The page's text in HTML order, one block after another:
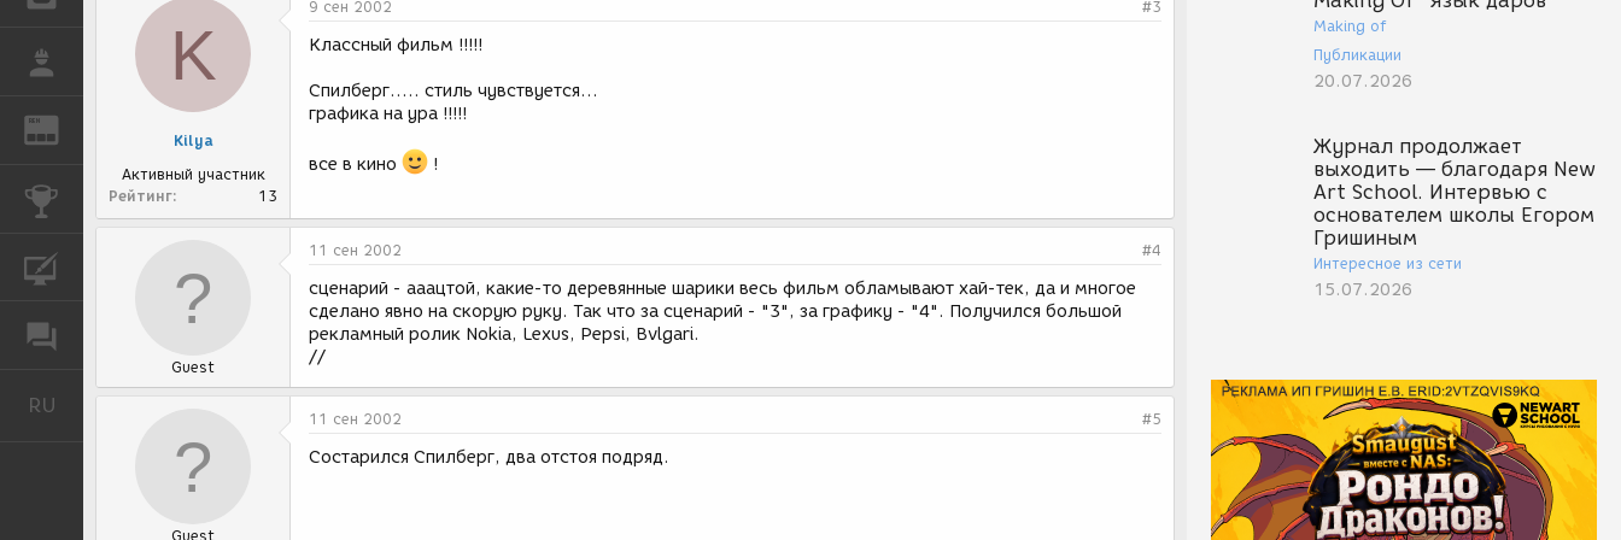
РАБОТА
REN
КОНКУРСЫ
RU
Making of
Публикации
20.07.2026
Журнал продолжает
выходить — благодаря New
Art School. Интервью с
основателем школы Егором
Гришиным
Интересное из сети
15.07.2026
K
Kilya
Активный участник
Рейтинг
13
9 сен 2002 #3
Классный фильм !!!!!
Спилберг..... стиль чувствуется...
графика на ура !!!!!
все в кино !
Guest
11 сен 2002 #4
сценарий - ааацтой, какие-то деревянные шарики весь фильм обламывают хай-тек, да и многое
сделано явно на скорую руку. Так что за сценарий - "3", за графику - "4". Получился большой
рекламный ролик Nokia, Lexus, Pepsi, Bvlgari.
//
Guest
11 сен 2002 #5
Состарился Спилберг, два отстоя подряд.